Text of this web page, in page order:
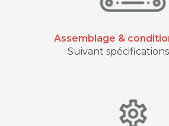
Assemblage &
Suivant